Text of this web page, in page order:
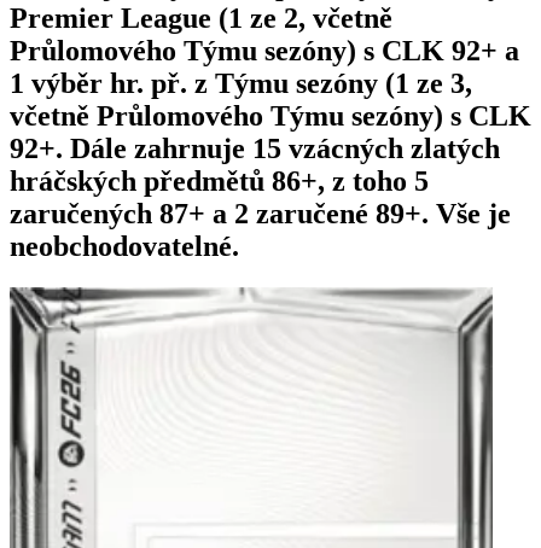
Premier League (1 ze 2, včetně
Průlomového Týmu sezóny) s CLK 92+ a
1 výběr hr. př. z Týmu sezóny (1 ze 3,
včetně Průlomového Týmu sezóny) s CLK
92+. Dále zahrnuje 15 vzácných zlatých
hráčských předmětů 86+, z toho 5
zaručených 87+ a 2 zaručené 89+. Vše je
neobchodovatelné.